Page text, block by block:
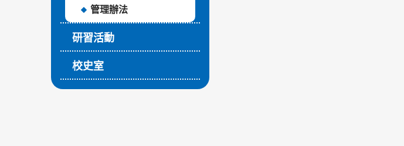
管理辦法
研習活動
校史室